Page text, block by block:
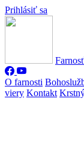
Prihlásiť sa
O farnosti
viery Kontakt